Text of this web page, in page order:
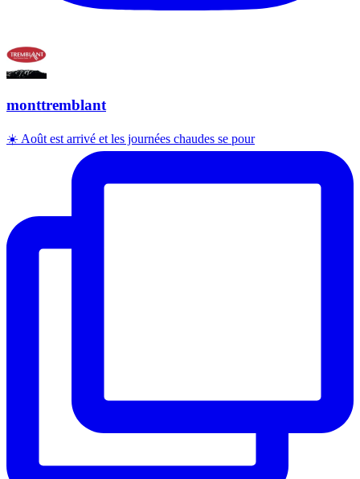
monttremblant
☀️ Août est arrivé et les journées chaudes se pour